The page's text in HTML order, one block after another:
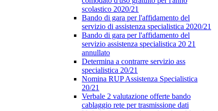
scolastico 2020/21
Bando di gara per l'affidamento del
servizio di assistenza specialistica 2020/21
Bando di gara per l'affidamento del
servizio assistenza specialistica 20 21
annullato
Determina a contrarre servizio ass
specialistica 20/21
Nomina RUP Assistenza Specialistica
20/21
Verbale 2 valutazione offerte bando
cablaggio rete per trasmissione dati